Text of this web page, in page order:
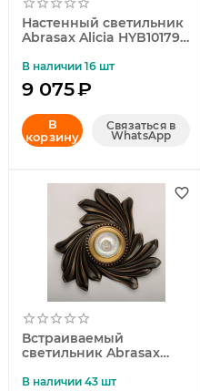
Настенный светильник
Abrasax Alicia HYB10179-
В наличии 16 шт
9 075₽
В
корзину
Связаться в
WhatsApp
Встраиваемый
светильник Abrasax
В наличии 43 шт